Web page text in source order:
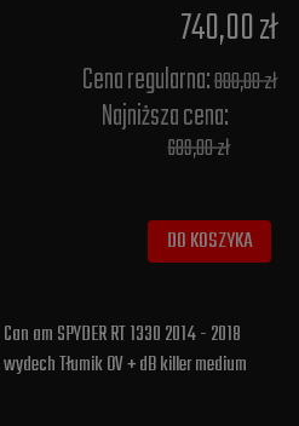
740,00 zł
Cena regularna:800,00 zł
Najniższa cena:
689,00 zł
DO KOSZYKA
Can am SPYDER RT 1330 2014 - 2018
wydech Tłumik OV + dB killer medium